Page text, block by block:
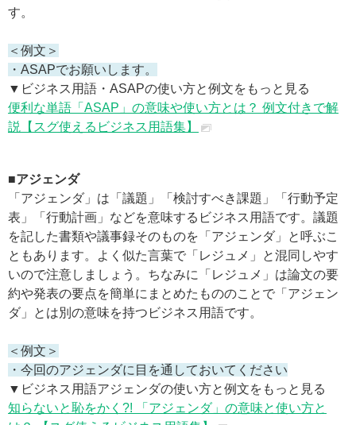
す。
＜例文＞
・ASAPでお願いします。
▼ビジネス用語・ASAPの使い方と例文をもっと見る
便利な単語「ASAP」の意味や使い方とは？ 例文付きで解
説【スグ使えるビジネス用語集】
■アジェンダ
「アジェンダ」は「議題」「検討すべき課題」「行動予定
表」「行動計画」などを意味するビジネス用語です。議題
を記した書類や議事録そのものを「アジェンダ」と呼ぶこ
ともあります。よく似た言葉で「レジュメ」と混同しやす
いので注意しましょう。ちなみに「レジュメ」は論文の要
約や発表の要点を簡単にまとめたもののことで「アジェン
ダ」とは別の意味を持つビジネス用語です。
＜例文＞
・今回のアジェンダに目を通しておいてください
▼ビジネス用語アジェンダの使い方と例文をもっと見る
知らないと恥をかく?! 「アジェンダ」の意味と使い方と